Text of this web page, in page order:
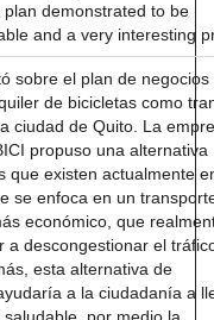
demonstrated to be
and a very interesting
sobre el plan de negocios
de bicicletas como
ciudad de Quito. La
propuso una alternativa
que existen actualmente
se enfoca en un
económico, que
a descongestionar el
esta alternativa de
a la ciudadanía a